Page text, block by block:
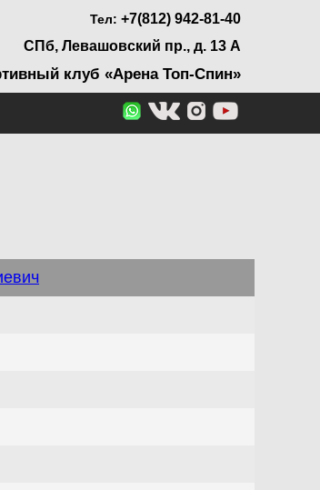
Тел: +7(812) 942-81-40
СПб, Левашовский пр., д. 13 А
клуб «Арена Топ-Спин»